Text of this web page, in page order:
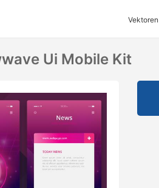
Vektoren
Ui Mobile Kit